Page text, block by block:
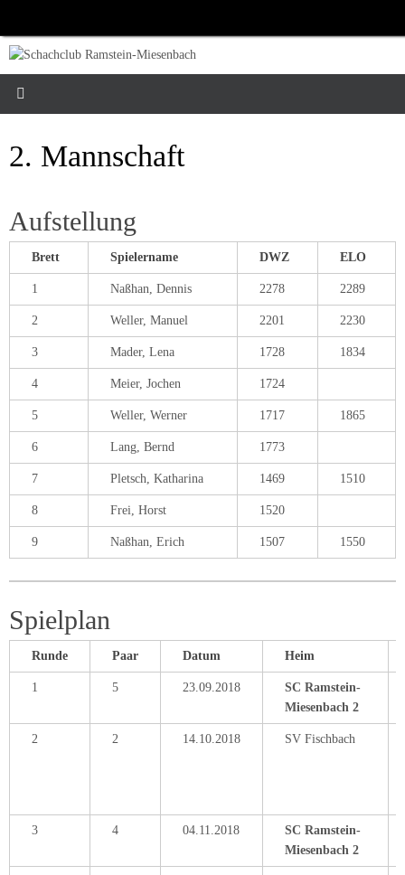
springen
2. Mannschaft
Aufstellung
Brett Spielername DWZ ELO
1 Naßhan, Dennis 2278 2289
2 Weller, Manuel 2201 2230
3 Mader, Lena 1728 1834
4 Meier, Jochen 1724
5 Weller, Werner 1717 1865
6 Lang, Bernd 1773
7 Pletsch, Katharina 1469 1510
8 Frei, Horst 1520
9 Naßhan, Erich 1507 1550
Spielplan
Runde Paar Datum Heim
1 5 23.09.2018
SC Ramstein-
Miesenbach 2
2 2 14.10.2018 SV Fischbach
3 4 04.11.2018
SC Ramstein-
Miesenbach 2